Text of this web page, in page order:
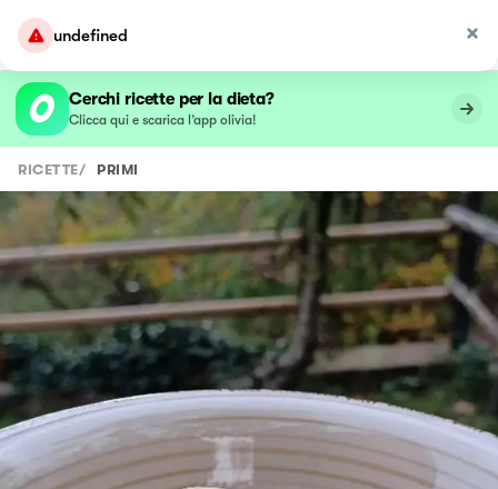
undefined
Cerchi ricette per la dieta?
Clicca qui e scarica l’app olivia!
RICETTE/ PRIMI